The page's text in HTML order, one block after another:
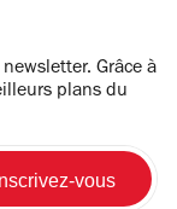
Grâce à
plans du